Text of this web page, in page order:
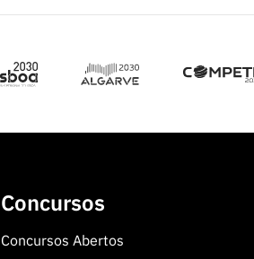
Concursos
Concursos Abertos